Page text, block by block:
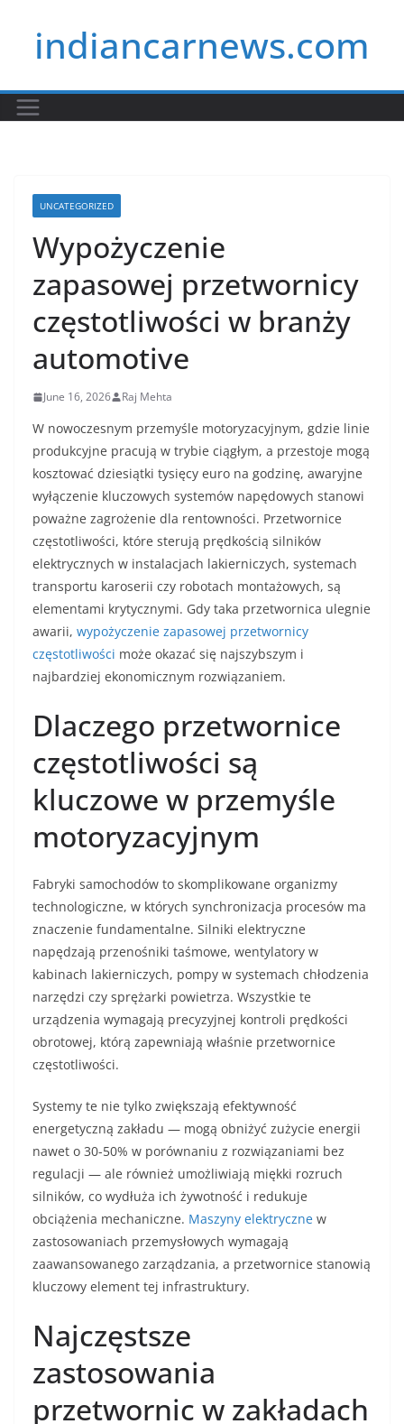
contentindiancarnews.com
UNCATEGORIZED
Wypożyczenie
zapasowej przetwornicy
częstotliwości w branży
automotive
June 16, 2026 Raj Mehta
W nowoczesnym przemyśle motoryzacyjnym, gdzie linie
produkcyjne pracują w trybie ciągłym, a przestoje mogą
kosztować dziesiątki tysięcy euro na godzinę, awaryjne
wyłączenie kluczowych systemów napędowych stanowi
poważne zagrożenie dla rentowności. Przetwornice
częstotliwości, które sterują prędkością silników
elektrycznych w instalacjach lakierniczych, systemach
transportu karoserii czy robotach montażowych, są
elementami krytycznymi. Gdy taka przetwornica ulegnie
awarii, wypożyczenie zapasowej przetwornicy
częstotliwości może okazać się najszybszym i
najbardziej ekonomicznym rozwiązaniem.
Dlaczego przetwornice
częstotliwości są
kluczowe w przemyśle
motoryzacyjnym
Fabryki samochodów to skomplikowane organizmy
technologiczne, w których synchronizacja procesów ma
znaczenie fundamentalne. Silniki elektryczne
napędzają przenośniki taśmowe, wentylatory w
kabinach lakierniczych, pompy w systemach chłodzenia
narzędzi czy sprężarki powietrza. Wszystkie te
urządzenia wymagają precyzyjnej kontroli prędkości
obrotowej, którą zapewniają właśnie przetwornice
częstotliwości.
Systemy te nie tylko zwiększają efektywność
energetyczną zakładu — mogą obniżyć zużycie energii
nawet o 30-50% w porównaniu z rozwiązaniami bez
regulacji — ale również umożliwiają miękki rozruch
silników, co wydłuża ich żywotność i redukuje
obciążenia mechaniczne. Maszyny elektryczne w
zastosowaniach przemysłowych wymagają
zaawansowanego zarządzania, a przetwornice stanowią
kluczowy element tej infrastruktury.
Najczęstsze
zastosowania
przetwornic w zakładach